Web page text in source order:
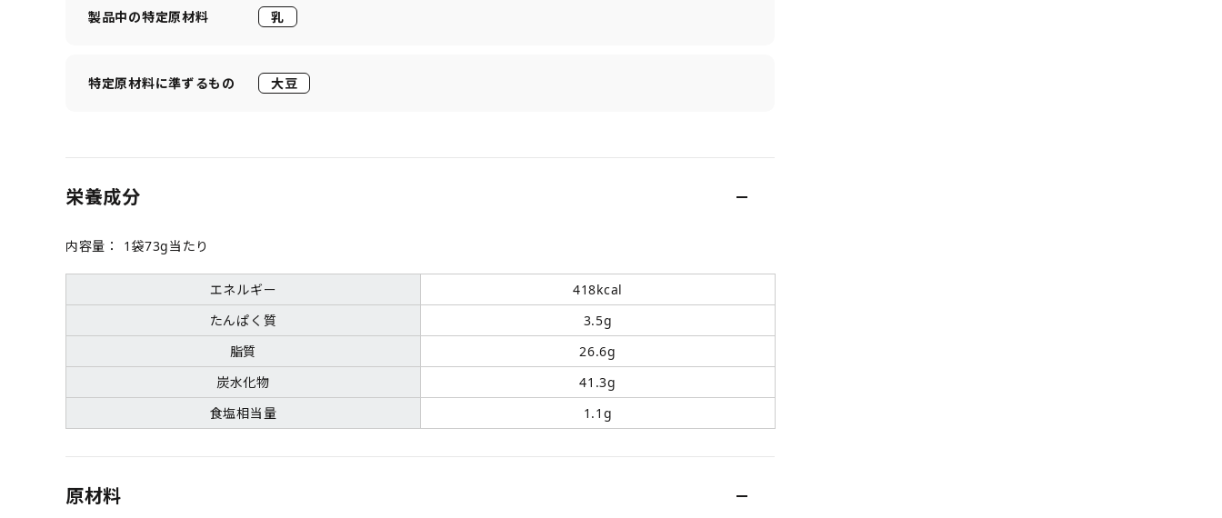
製品中の特定原材料 乳
特定原材料に準ずるもの 大豆
栄養成分
内容量： 1袋73g当たり
エネルギー
418kcal
たんぱく質
3.5g
脂質
26.6g
炭水化物
41.3g
食塩相当量
1.1g
原材料